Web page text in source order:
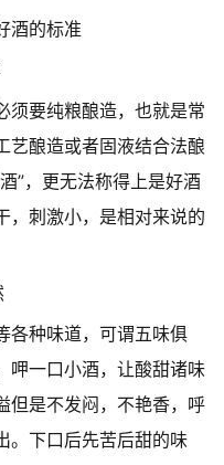
酒的标准
须要纯粮酿造，也就是常
艺酿造或者固液结合法酿
”，更无法称得上是好酒
，刺激小，是相对来说的
各种味道，可谓五味俱
呷一口小酒，让酸甜诸味
但是不发闷，不艳香，呼
。下口后先苦后甜的味